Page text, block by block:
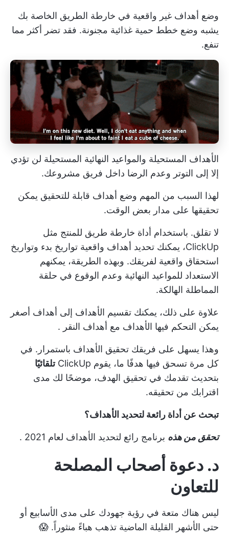
وضع أهداف غير واقعية في خارطة الطريق الخاصة بك
يشبه وضع خطط حمية غذائية مجنونة. فقد تضر أكثر مما
تنفع.
الأهداف المستحيلة والمواعيد النهائية المستحيلة لن تؤدي
إلا إلى التوتر وعدم الرضا داخل فريق مشروعك.
لهذا السبب من المهم وضع أهداف قابلة للتحقيق يمكن
تحقيقها على مدار بعض الوقت.
لا تقلق. باستخدام أداة خارطة طريق للمنتج مثل
ClickUp، يمكنك تحديد أهداف واقعية
تواريخ بدء وتواريخ
استحقاق واقعية لفريقك. وبهذه الطريقة، يمكنهم
الاستعداد للمواعيد النهائية وعدم الوقوع في حلقة
المماطلة الهالكة.
علاوة على ذلك، يمكنك تقسيم الأهداف إلى أهداف أصغر
يمكن التحكم فيها الأهداف مع أهداف النقر .
وهذا يسهل على فريقك تحقيق الأهداف باستمرار. في
كل مرة تسحق فيها هدفًا ما، يقوم ClickUp
تلقائيًا
بتحديث تقدمك في تحقيق الهدف، موضحًا لك مدى
اقترابك من تحقيقه.
تبحث عن أداة رائعة لتحديد الأهداف؟
تحقق من هذه برنامج رائع لتحديد الأهداف لعام 2021 .
د. دعوة أصحاب المصلحة
للتعاون
ليس هناك متعة في رؤية جهودك على مدى الأسابيع أو
حتى الأشهر القليلة الماضية تذهب هباءً منثوراً. 😱